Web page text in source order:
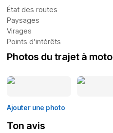
État des routes
Paysages
Virages
Points d’intérêts
Photos du trajet à moto
Ajouter une photo
Ton avis